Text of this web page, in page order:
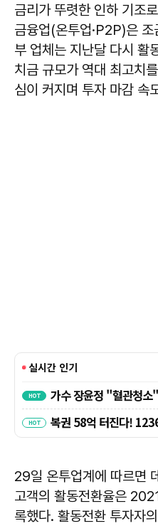
금리가 뚜렷한 인하 기조
금융업(온투업·P2P)은
부 업체는 지난달 다시 활
치금 규모가 역대 최고치
심이 커지며 투자 마감 속
29일 온투업계에 따르면
고객의 활동전환율은
록했다. 활동전환 투자자